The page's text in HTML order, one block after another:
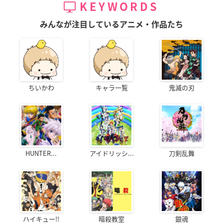
KEYWORDS
みんなが注目しているアニメ・作品たち
ちいかわ キャラ一覧 鬼滅の刃
HUNTER... アイドリッシ... 刀剣乱舞
ハイキュー!! 暗殺教室 銀魂